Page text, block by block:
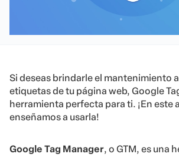
Si deseas brindarle el mantenimiento
etiquetas de tu página web, Google
herramienta perfecta para ti. ¡En este
enseñamos a usarla!
Google Tag Manager, o GTM, es una